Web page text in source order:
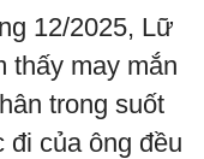
12/2025, Lữ
thấy may mắn
trong suốt
của ông đều